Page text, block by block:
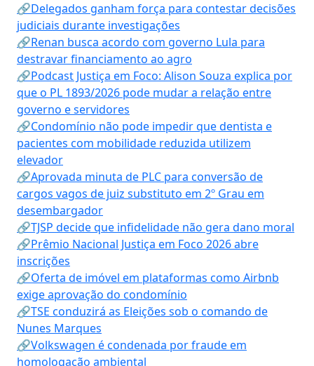
🔗Delegados ganham força para contestar decisões
judiciais durante investigações
🔗Renan busca acordo com governo Lula para
destravar financiamento ao agro
🔗Podcast Justiça em Foco: Alison Souza explica por
que o PL 1893/2026 pode mudar a relação entre
governo e servidores
🔗Condomínio não pode impedir que dentista e
pacientes com mobilidade reduzida utilizem
elevador
🔗Aprovada minuta de PLC para conversão de
cargos vagos de juiz substituto em 2º Grau em
desembargador
🔗TJSP decide que infidelidade não gera dano moral
🔗Prêmio Nacional Justiça em Foco 2026 abre
inscrições
🔗Oferta de imóvel em plataformas como Airbnb
exige aprovação do condomínio
🔗TSE conduzirá as Eleições sob o comando de
Nunes Marques
🔗Volkswagen é condenada por fraude em
homologação ambiental